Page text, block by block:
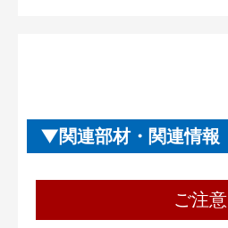
関連部材・関連情報
ご注意